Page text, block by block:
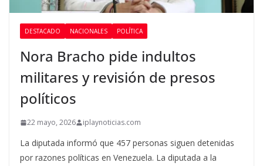
DESTACADO NACIONALES POLÍTICA
Nora Bracho pide indultos
militares y revisión de presos
políticos
22 mayo, 2026 iplaynoticias.com
La diputada informó que 457 personas siguen detenidas
por razones políticas en Venezuela. La diputada a la